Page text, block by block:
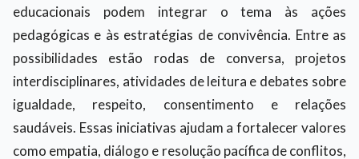
educacionais podem integrar o tema às ações
pedagógicas e às estratégias de convivência. Entre as
possibilidades estão rodas de conversa, projetos
interdisciplinares, atividades de leitura e debates sobre
igualdade, respeito, consentimento e relações
saudáveis. Essas iniciativas ajudam a fortalecer valores
como empatia, diálogo e resolução pacífica de conflitos,